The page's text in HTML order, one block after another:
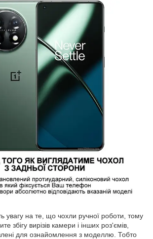
увагу на те, що чохли ручної роботи, тому
збігу вирізів камери і інших роз'ємів,
для ознайомлення з моделлю. Тобто